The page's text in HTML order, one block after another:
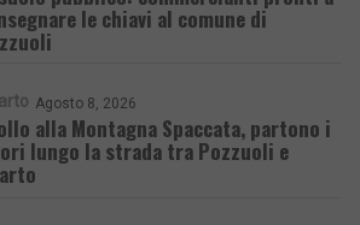
le chiavi al comune di
Agosto 8, 2026
alla Montagna Spaccata, partono i
lungo la strada tra Pozzuoli e